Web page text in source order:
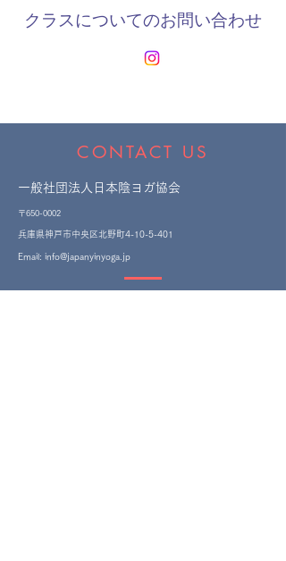
​クラスについてのお問い合わせ
CONTACT US
一般社団法人日本陰ヨガ協会
〒650-0002
​兵庫県神戸市中央区北野町4-10-5-401
Email: info@japanyinyoga.jp